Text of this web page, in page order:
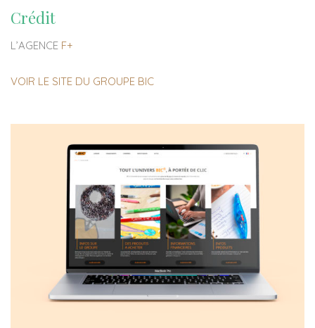
Crédit
L’AGENCE F+
VOIR LE SITE DU GROUPE BIC